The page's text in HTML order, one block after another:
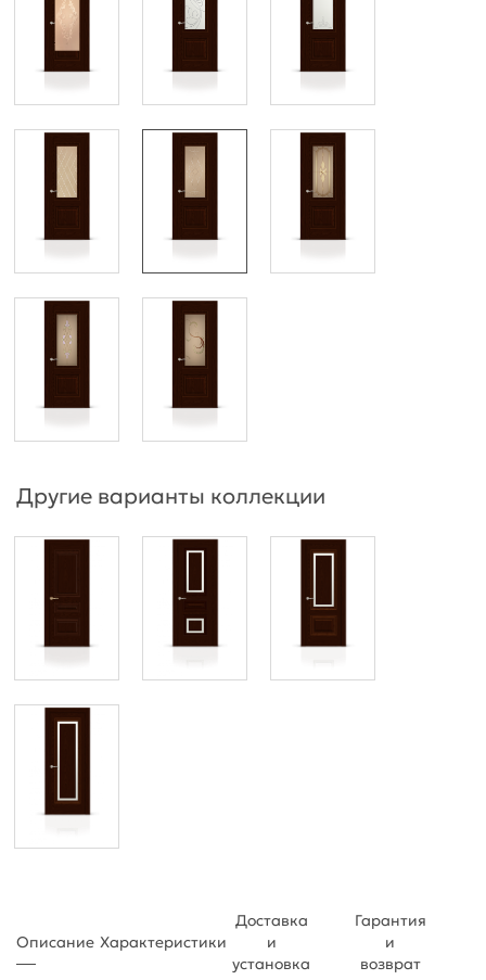
Другие варианты коллекции
Описание Характеристики
Доставка
и
установка
Гарантия
и
возврат